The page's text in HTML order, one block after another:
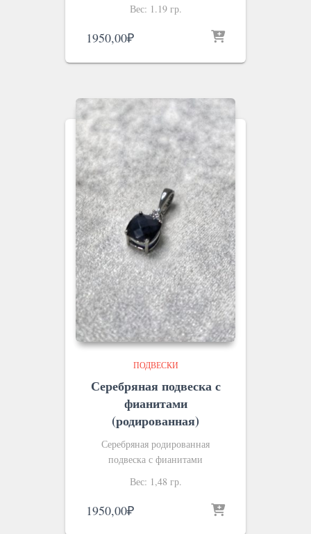
Вес: 1.19 гр.
1950,00₽
ПОДВЕСКИ
Серебряная подвеска с
фианитами
(родированная)
Серебряная родированная
подвеска с фианитами
Вес: 1,48 гр.
1950,00₽